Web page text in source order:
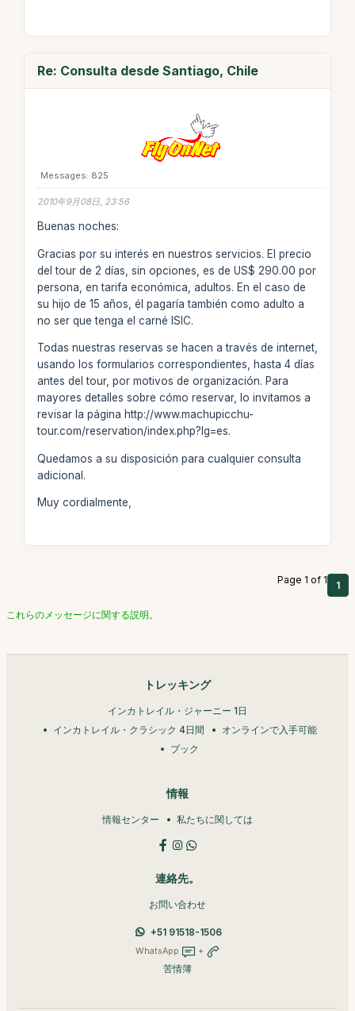
Re: Consulta desde Santiago, Chile
Messages: 825
2010年9月08日, 23:56
Buenas noches:
Gracias por su interés en nuestros servicios. El precio
del tour de 2 días, sin opciones, es de US$ 290.00 por
persona, en tarifa económica, adultos. En el caso de
su hijo de 15 años, él pagaría también como adulto a
no ser que tenga el carné ISIC.
Todas nuestras reservas se hacen a través de internet,
usando los formularios correspondientes, hasta 4 días
antes del tour, por motivos de organización. Para
mayores detalles sobre cómo reservar, lo invitamos a
revisar la página http://www.machupicchu-
tour.com/reservation/index.php?lg=es.
Quedamos a su disposición para cualquier consulta
adicional.
Muy cordialmente,
Page 1 of 1 1
これらのメッセージに関する説明。
トレッキング
インカトレイル・ジャーニー 1日
インカトレイル・クラシック 4日間
オンラインで入手可能
ブック
情報
情報センター 私たちに関しては
連絡先。
お問い合わせ
+51 91518-1506
WhatsApp +
苦情簿